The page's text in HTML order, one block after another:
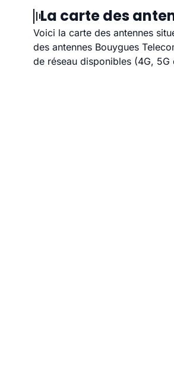
La carte des
Voici la carte des antennes
des antennes Bouygues
de réseau disponibles (4G, 5G